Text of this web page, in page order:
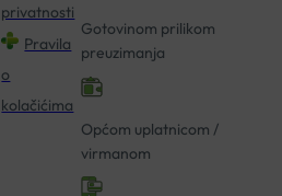
privatnosti
Pravila
o
kolačićima
Gotovinom prilikom
preuzimanja
Općom uplatnicom /
virmanom